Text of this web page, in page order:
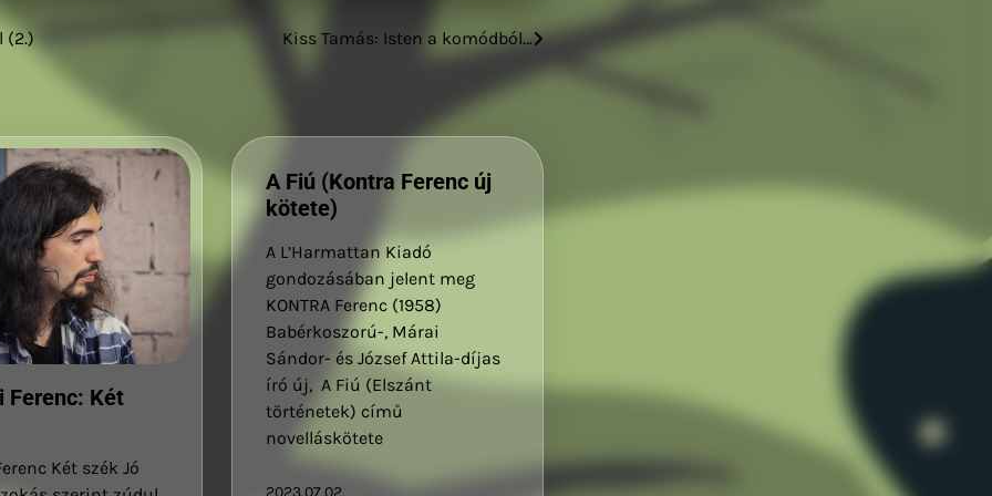
(2.) Kiss Tamás: Isten a komódból…
Ferenc: Két
Két szék Jó
A Fiú (Kontra Ferenc új
kötete)
A L’Harmattan Kiadó
gondozásában jelent meg
KONTRA Ferenc (1958)
Babérkoszorú-, Márai
Sándor- és József Attila-díjas
író új, A Fiú (Elszánt
történetek) című
novelláskötete